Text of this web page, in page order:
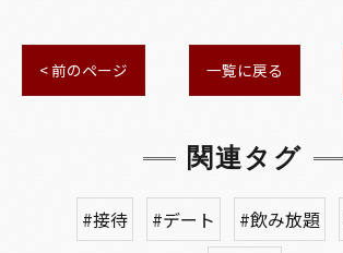
< 前のページ 一覧に戻る
関連タグ
#接待 #デート #飲み放題